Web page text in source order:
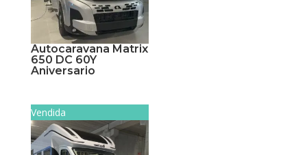
Autocaravana Matrix
650 DC 60Y
Aniversario
Vendida